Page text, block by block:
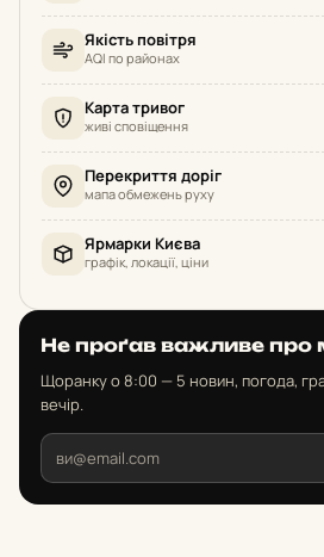
Якість повітря
AQI по районах
Карта тривог
живі сповіщення
Перекриття доріг
мапа обмежень руху
Ярмарки Києва
графік, локації, ціни
Не проґав важливе про
Щоранку о 8:00 — 5 новин, погода,
вечір.